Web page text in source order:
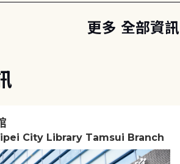
更多 全部資訊
City Library Tamsui Branch